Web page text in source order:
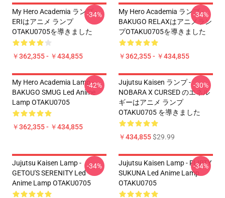
My Hero Academia ランプ -
ERIはアニメ ランプ
OTAKU0705を導きました
￥362,355 - ￥434,855
-34%
My Hero Academia ランプ -
BAKUGO RELAXはアニメラン
プOTAKU0705を導きました
￥362,355 - ￥434,855
-34%
My Hero Academia Lamp -
BAKUGO SMUG Led Anime
Lamp OTAKU0705
￥362,355 - ￥434,855
-42%
Jujutsu Kaisen ランプ -
NOBARA X CURSED のエネル
ギーはアニメ ランプ
OTAKU0705 を導きました
￥434,855$29.99
-30%
Jujutsu Kaisen Lamp -
GETOU'S SERENITY Led
Anime Lamp OTAKU0705
-34%
Jujutsu Kaisen Lamp - FLIRTY
SUKUNA Led Anime Lamp
OTAKU0705
-34%